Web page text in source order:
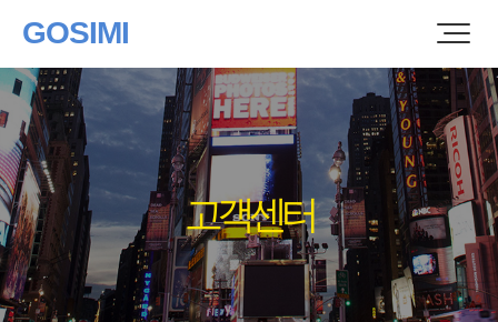
GOSIMI
고객센터